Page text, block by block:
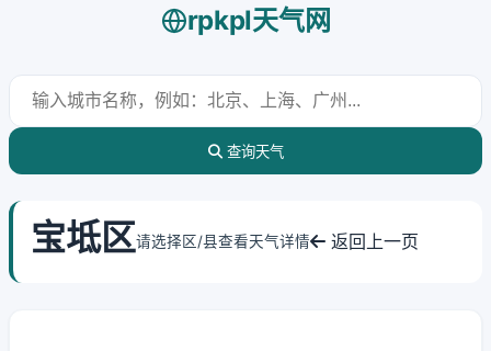
rpkpl天气网
查询天气
宝坻区请选择区/县查看天气详情 返回上一页